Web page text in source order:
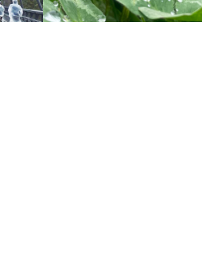
18 6月, 2018